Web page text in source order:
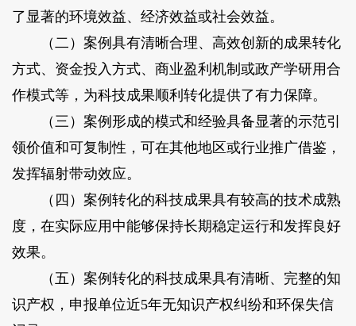
了显著的环境效益、经济效益或社会效益。
（二）案例具有清晰合理、高效创新的成果转化
方式、资金投入方式、商业盈利机制或政产学研用合
作模式等，为科技成果顺利转化提供了有力保障。
（三）案例形成的模式和经验具备显著的示范引
领价值和可复制性，可在其他地区或行业推广借鉴，
发挥辐射带动效应。
（四）案例转化的科技成果具有较高的技术成熟
度，在实际应用中能够保持长期稳定运行和发挥良好
效果。
（五）案例转化的科技成果具有清晰、完整的知
识产权，申报单位近5年无知识产权纠纷和环保失信